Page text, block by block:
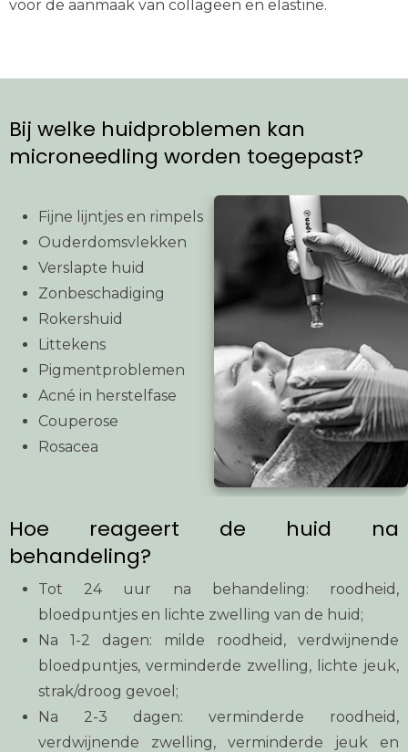
voor de aanmaak van collageen en elastine.
Bij welke huidproblemen kan
microneedling worden toegepast?
Fijne lijntjes en rimpels
Ouderdomsvlekken
Verslapte huid
Zonbeschadiging
Rokershuid
Littekens
Pigmentproblemen
Acné in herstelfase
Couperose
Rosacea
Hoe reageert de huid na
behandeling?
Tot 24 uur na behandeling: roodheid,
bloedpuntjes en lichte zwelling van de huid;
Na 1-2 dagen: milde roodheid, verdwijnende
bloedpuntjes, verminderde zwelling, lichte jeuk,
strak/droog gevoel;
Na 2-3 dagen: verminderde roodheid,
verdwijnende zwelling, verminderde jeuk en